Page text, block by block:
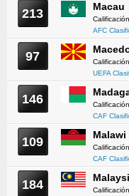
213 Macau
AFC
97
UEFA
146
CAF
109 Malawi
CAF
184